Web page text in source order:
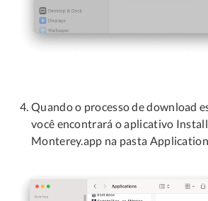
Quando o processo de download
você encontrará o aplicativo Install
Monterey.app na pasta